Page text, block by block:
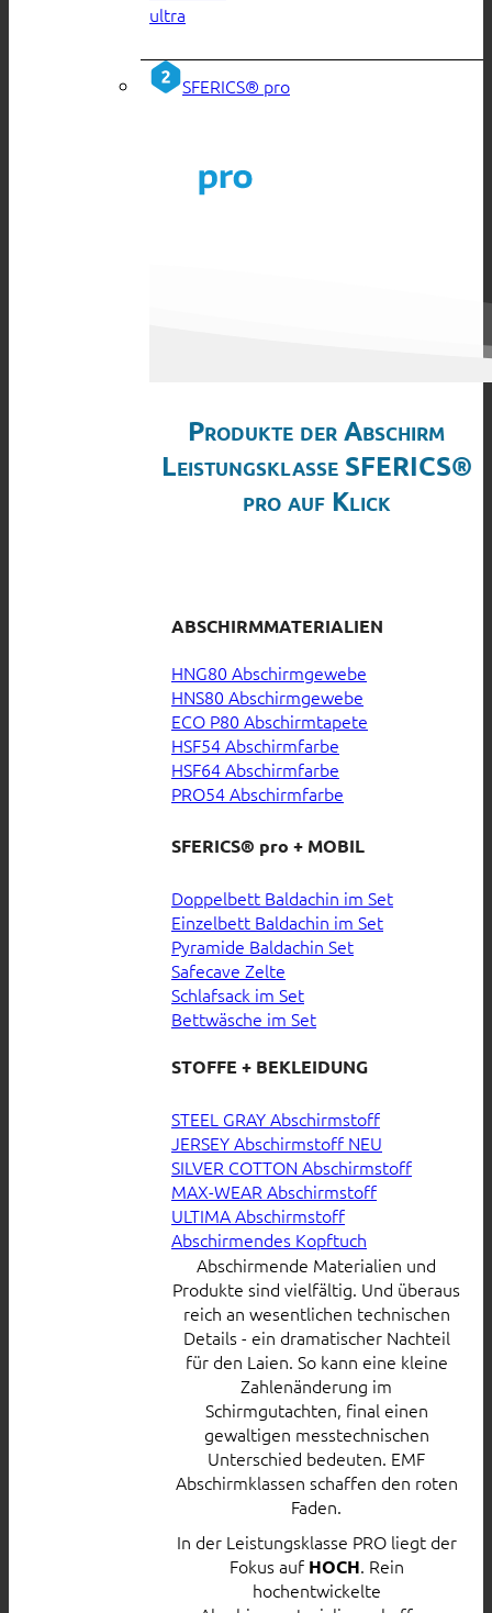
SFERICS® pro
Produkte der Abschirm
Leistungsklasse SFERICS®
pro auf Klick
ABSCHIRMMATERIALIEN
HNG80 Abschirmgewebe
HNS80 Abschirmgewebe
ECO P80 Abschirmtapete
HSF54 Abschirmfarbe
HSF64 Abschirmfarbe
PRO54 Abschirmfarbe
SFERICS® pro + MOBIL
Doppelbett Baldachin im Set
Einzelbett Baldachin im Set
Pyramide Baldachin Set
Safecave Zelte
Schlafsack im Set
Bettwäsche im Set
STOFFE + BEKLEIDUNG
STEEL GRAY Abschirmstoff
JERSEY Abschirmstoff
SILVER COTTON Abschirmstoff
MAX-WEAR Abschirmstoff
ULTIMA Abschirmstoff
Abschirmendes Kopftuch
Abschirmende Materialien und
Produkte sind vielfältig. Und überaus
reich an wesentlichen technischen
Details - ein dramatischer Nachteil
für den Laien. So kann eine kleine
Zahlenänderung im
Schirmgutachten, final einen
gewaltigen messtechnischen
Unterschied bedeuten. EMF
Abschirmklassen schaffen den roten
Faden.
In der Leistungsklasse PRO liegt der
Fokus auf HOCH. Rein
hochentwickelte